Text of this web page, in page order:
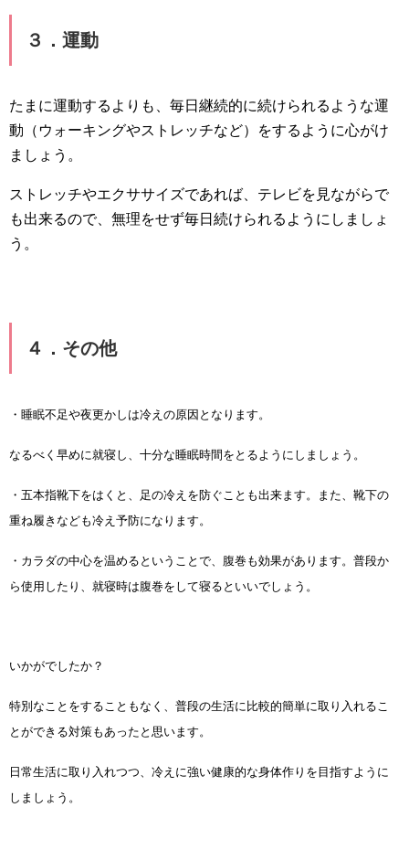
３．運動
たまに運動するよりも、毎日継続的に続けられるような運
動（ウォーキングやストレッチなど）をするように心がけ
ましょう。
ストレッチやエクササイズであれば、テレビを見ながらで
も出来るので、無理をせず毎日続けられるようにしましょ
う。
４．その他
・睡眠不足や夜更かしは冷えの原因となります。
なるべく早めに就寝し、十分な睡眠時間をとるようにしましょう。
・五本指靴下をはくと、足の冷えを防ぐことも出来ます。また、靴下の
重ね履きなども冷え予防になります。
・カラダの中心を温めるということで、腹巻も効果があります。普段か
ら使用したり、就寝時は腹巻をして寝るといいでしょう。
いかがでしたか？
特別なことをすることもなく、普段の生活に比較的簡単に取り入れるこ
とができる対策もあったと思います。
日常生活に取り入れつつ、冷えに強い健康的な身体作りを目指すように
しましょう。